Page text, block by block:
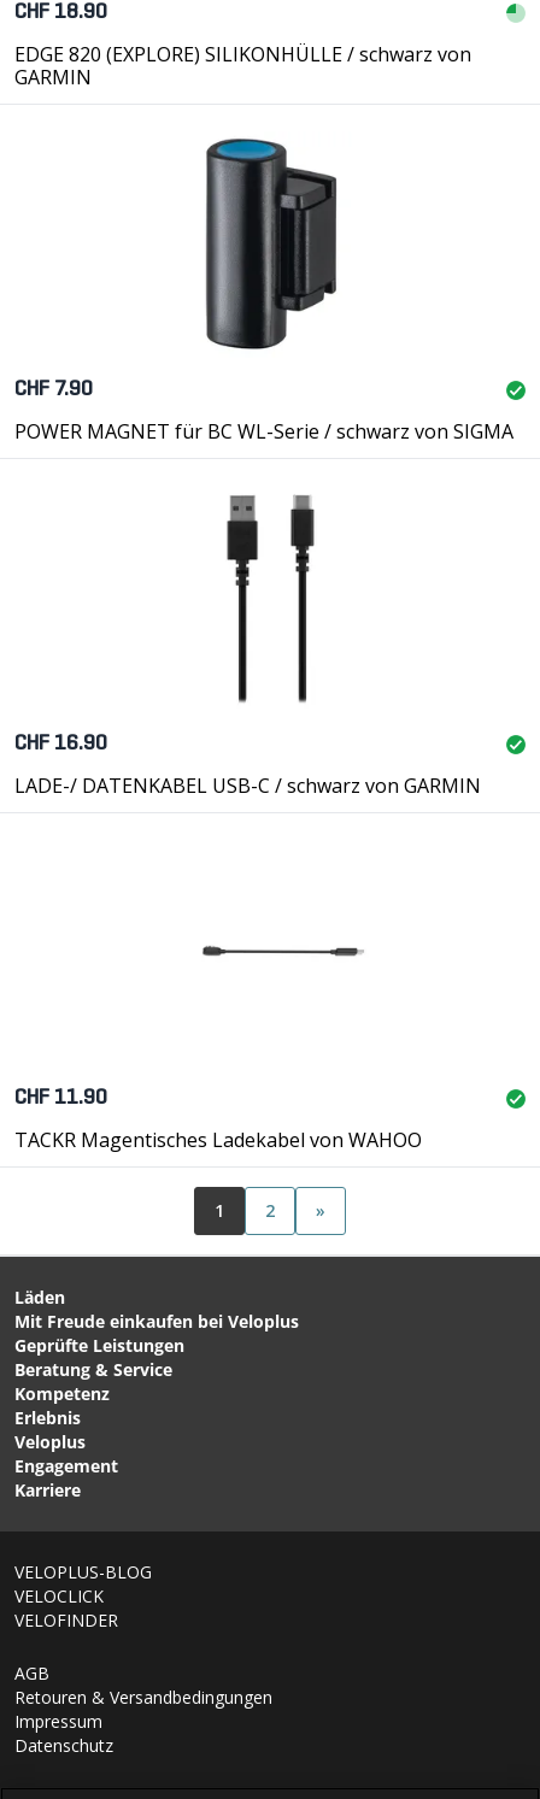
CHF 18.90
EDGE 820 (EXPLORE) SILIKONHÜLLE / schwarz von
GARMIN
CHF 7.90
POWER MAGNET für BC WL-Serie / schwarz von SIGMA
CHF 16.90
LADE-/ DATENKABEL USB-C / schwarz von GARMIN
CHF 11.90
TACKR Magentisches Ladekabel von WAHOO
1 2 »
Läden
Mit Freude einkaufen bei Veloplus
Geprüfte Leistungen
Beratung & Service
Kompetenz
Erlebnis
Veloplus
Engagement
Karriere
VELOPLUS-BLOG
VELOCLICK
VELOFINDER
AGB
Retouren & Versandbedingungen
Impressum
Datenschutz